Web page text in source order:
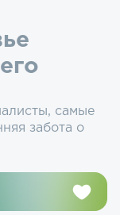
самые
забота о